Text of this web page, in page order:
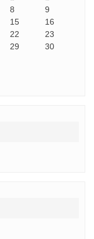
8
9
15
16
22
23
29
30